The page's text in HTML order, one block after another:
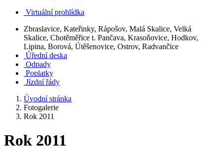
Virtuální prohlídka
Zbraslavice, Kateřinky, Rápošov, Malá Skalice, Velká
Skalice, Chotěměřice t. Pančava, Krasoňovice, Hodkov,
Lipina, Borová, Útěšenovice, Ostrov, Radvančice
Úřední deska
Odpady
Poplatky
Jízdní řády
Úvodní stránka
Fotogalerie
Rok 2011
Rok 2011